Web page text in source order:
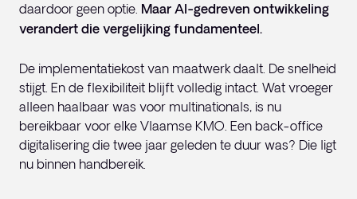
daardoor geen optie. Maar AI-gedreven ontwikkeling
verandert die vergelijking fundamenteel.
De implementatiekost van maatwerk daalt. De snelheid
stijgt. En de flexibiliteit blijft volledig intact. Wat vroeger
alleen haalbaar was voor multinationals, is nu
bereikbaar voor elke Vlaamse KMO. Een back-office
digitalisering die twee jaar geleden te duur was? Die ligt
nu binnen handbereik.